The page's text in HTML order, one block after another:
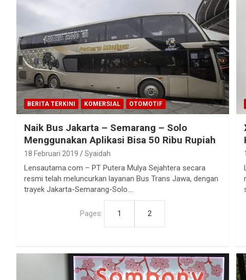
BERITA TERKINI KOMERSIAL OTOMOTIF
Naik Bus Jakarta – Semarang – Solo
Menggunakan Aplikasi Bisa 50 Ribu Rupiah
18 Februari 2019 Syaidah
Lensautama.com – PT Putera Mulya Sejahtera secara
resmi telah meluncurkan layanan Bus Trans Jawa, dengan
trayek Jakarta-Semarang-Solo.…
Pages: 1 2